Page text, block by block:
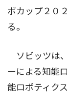
ボカップ２０
る。
ソビッツは
ーによる知能
能ロボティク